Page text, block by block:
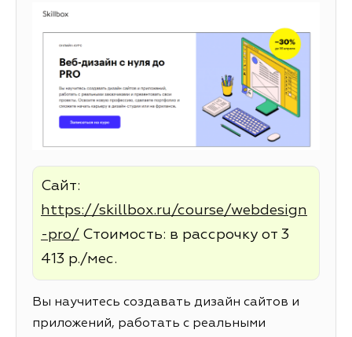
Сайт:
https://skillbox.ru/course/webdesign
-pro/ Стоимость: в рассрочку от 3
413 р./мес.
Вы научитесь создавать дизайн сайтов и
приложений, работать с реальными